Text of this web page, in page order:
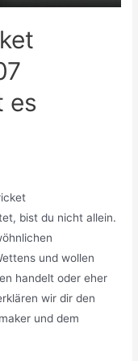
es
bist du nicht allein.
und wollen
handelt oder eher
wir dir den
und dem